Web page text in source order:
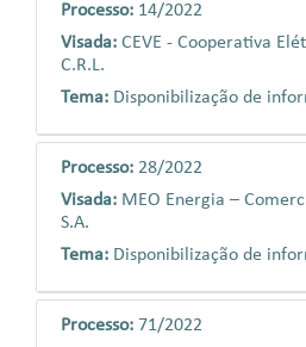
Processo: 14/2022
Visada: CEVE - Cooperativa
C.R.L.
Tema: Disponibilização de
Processo: 28/2022
Visada: MEO Energia –
S.A.
Tema: Disponibilização de
Processo: 71/2022